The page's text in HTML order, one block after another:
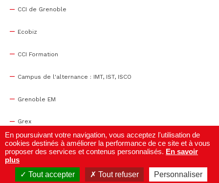
CCI de Grenoble
Ecobiz
CCI Formation
Campus de l'alternance : IMT, IST, ISCO
Grenoble EM
Grex
WTC Grenoble
Centre de congrès
En poursuivant votre navigation, vous acceptez l'utilisation de
cookies destinés à améliorer la performance de ce site et à vous
proposer des services et contenus personnalisés. En savoir
plus
Tout accepter
Tout refuser Personnaliser